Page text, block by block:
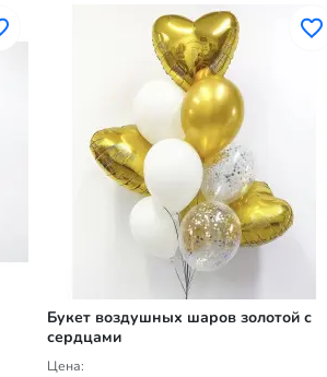
Букет воздушных шаров золотой с
сердцами
Цена: